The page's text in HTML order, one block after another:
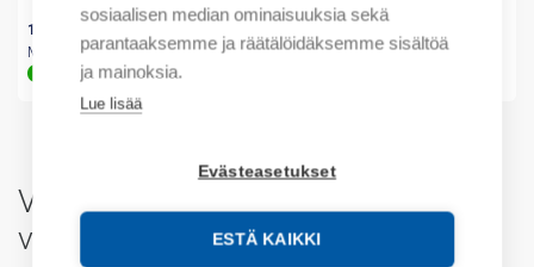
sosiaalisen median ominaisuuksia sekä
parantaaksemme ja räätälöidäksemme sisältöä
ja mainoksia.
Lue lisää
Evästeasetukset
ESTÄ KAIKKI
193,50
Myyntierä sis. 1 KPL
Varastossa
Myyntierä sis. 1 KPL
Valotorni Klinkmann Store
verkkokaupasta